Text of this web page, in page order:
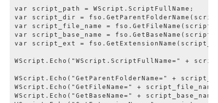
var script_path = WScript.ScriptFullName;
var script_dir =
var script_file_name =
var script_base_name =
var script_ext =
WScript.Echo("WScript.ScriptFullName=" +
WScript.Echo("GetParentFolderName=" +
WScript.Echo("GetFileName=" +
WScript.Echo("GetBaseName=" +